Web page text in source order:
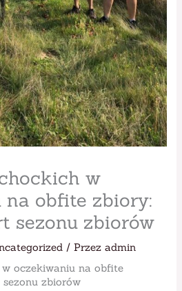
w
obfite zbiory:
sezonu zbiorów
/ Przezadmin
w oczekiwaniu na obfite
zbiorów